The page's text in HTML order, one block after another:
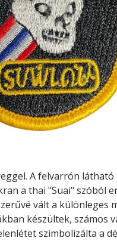
A felvarrón látható
a thai "Suai" szóból
vált a különleges
készültek, számos
szimbolizálta a